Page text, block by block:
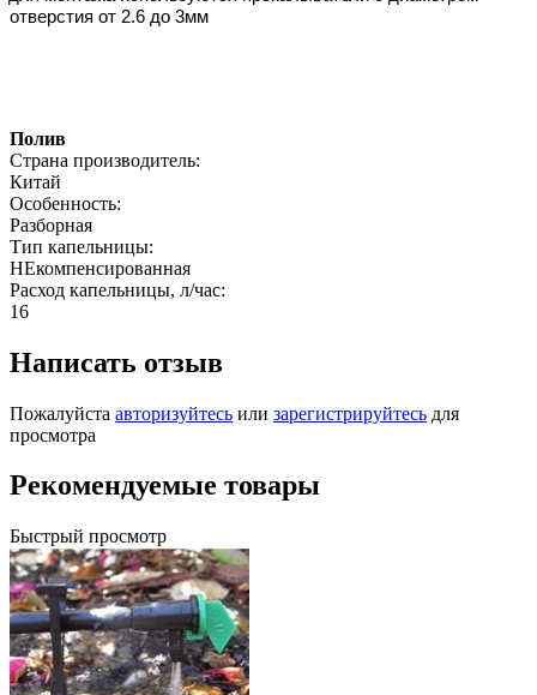
отверстия от 2.6 до 3мм
Полив
Страна производитель:
Китай
Особенность:
Разборная
Тип капельницы:
НЕкомпенсированная
Расход капельницы, л/час:
16
Написать отзыв
Пожалуйста авторизуйтесь или зарегистрируйтесь для
просмотра
Рекомендуемые товары
Быстрый просмотр